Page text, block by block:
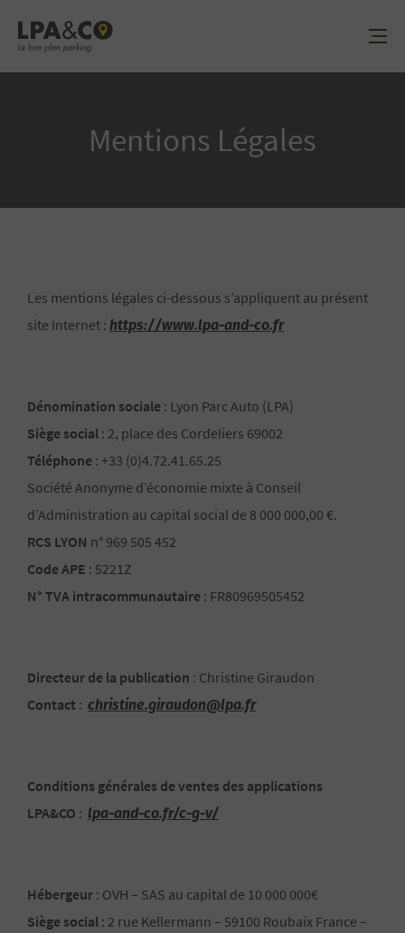
LPA&CO
Mentions Légales
Les mentions légales ci-dessous s’appliquent au présent
site Internet :https://www.lpa-and-co.fr
Dénomination sociale: Lyon Parc Auto (LPA)
Siège social: 2, place des Cordeliers 69002
Téléphone: +33 (0)4.72.41.65.25
Société Anonyme d’économie mixte à Conseil
d’Administration au capital social de 8 000 000,00 €.
RCS LYON n° 969 505 452
Code APE : 5221Z
N° TVA intracommunautaire: FR80969505452
Directeur de la publication : Christine Giraudon
Contact : christine.giraudon@lpa.fr
Conditions générales de ventes des applications
LPA&CO : lpa-and-co.fr/c-g-v/
Hébergeur: OVH – SAS au capital de 10 000 000€
Siège social: 2 rue Kellermann – 59100 Roubaix France –